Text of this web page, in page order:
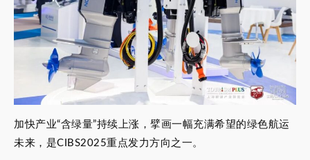
加快产业“含绿量”持续上涨，擘画一幅充满希望的绿色航运
未来，是CIBS2025重点发力方向之一。